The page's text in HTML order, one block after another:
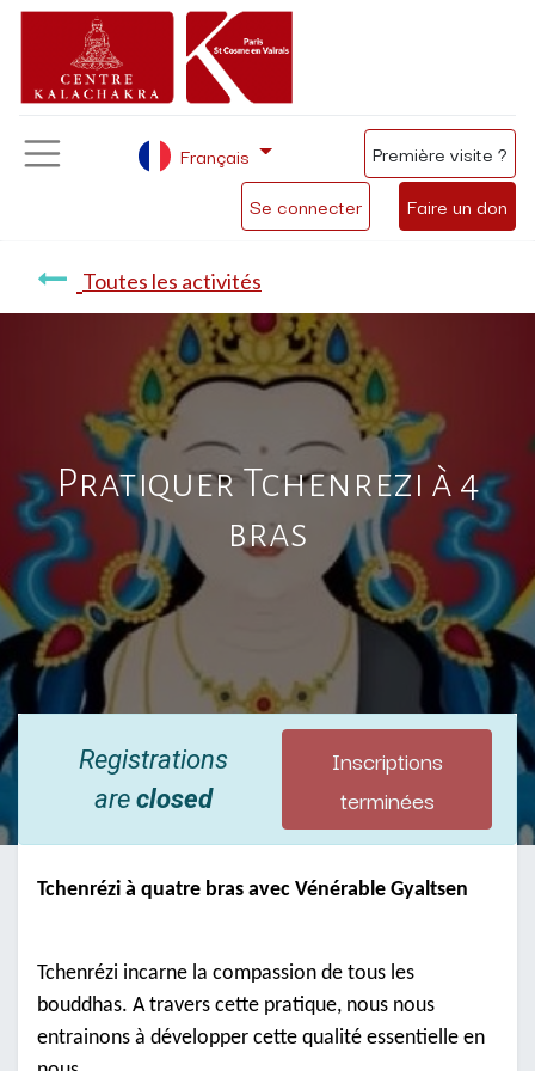
Se connecter Faire un don
Français Première visite ?
Toutes les activités
Pratiquer Tchenrezi à 4
bras
Registrations
areclosed
Inscriptions
terminées
Tchenrézi à quatre bras avec Vénérable Gyaltsen
Tchenrézi incarne la compassion de tous les
bouddhas. A travers cette pratique, nous nous
entrainons à développer cette qualité essentielle en